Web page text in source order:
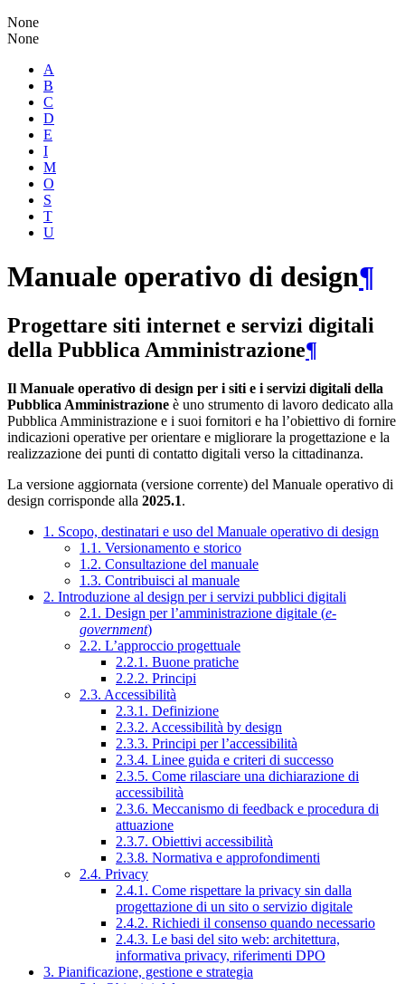
None
None
A
B
C
D
E
I
M
O
S
T
U
Manuale operativo di design¶
Progettare siti internet e servizi digitali
della Pubblica Amministrazione¶
Il Manuale operativo di design per i siti e i servizi digitali della
Pubblica Amministrazione è uno strumento di lavoro dedicato alla
Pubblica Amministrazione e i suoi fornitori e ha l’obiettivo di fornire
indicazioni operative per orientare e migliorare la progettazione e la
realizzazione dei punti di contatto digitali verso la cittadinanza.
La versione aggiornata (versione corrente) del Manuale operativo di
design corrisponde alla 2025.1.
1. Scopo, destinatari e uso del Manuale operativo di design
1.1. Versionamento e storico
1.2. Consultazione del manuale
1.3. Contribuisci al manuale
2. Introduzione al design per i servizi pubblici digitali
2.1. Design per l’amministrazione digitale (e-
government)
2.2. L’approccio progettuale
2.2.1. Buone pratiche
2.2.2. Principi
2.3. Accessibilità
2.3.1. Definizione
2.3.2. Accessibilità by design
2.3.3. Principi per l’accessibilità
2.3.4. Linee guida e criteri di successo
2.3.5. Come rilasciare una dichiarazione di
accessibilità
2.3.6. Meccanismo di feedback e procedura di
attuazione
2.3.7. Obiettivi accessibilità
2.3.8. Normativa e approfondimenti
2.4. Privacy
2.4.1. Come rispettare la privacy sin dalla
progettazione di un sito o servizio digitale
2.4.2. Richiedi il consenso quando necessario
2.4.3. Le basi del sito web: architettura,
informativa privacy, riferimenti DPO
3. Pianificazione, gestione e strategia